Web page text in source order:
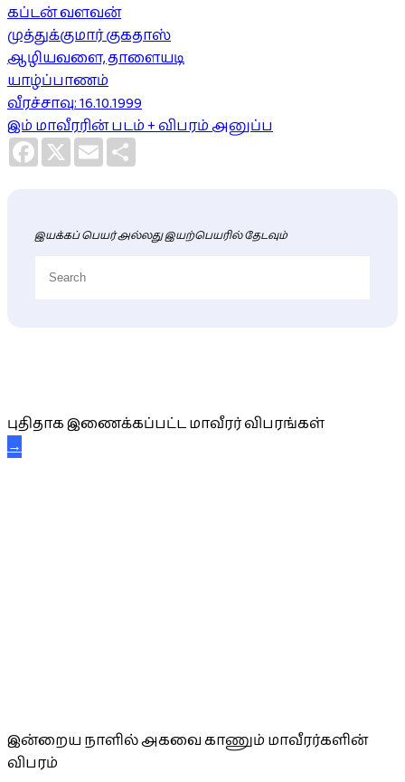
கப்டன் வளவன்
முத்துக்குமார் குகதாஸ்
ஆழியவளை, தாளையடி
யாழ்ப்பாணம்
வீரச்சாவு: 16.10.1999
இம் மாவீரரின் படம் + விபரம் அனுப்ப
Facebook
X Email
இயக்கப் பெயர் அல்லது இயற்பெயரில் தேடவும்
புதிதாக இணைக்கப்பட்ட மாவீரர் விபரங்கள்
→
இன்றைய நாளில் அகவை காணும் மாவீரர்களின்
விபரம்